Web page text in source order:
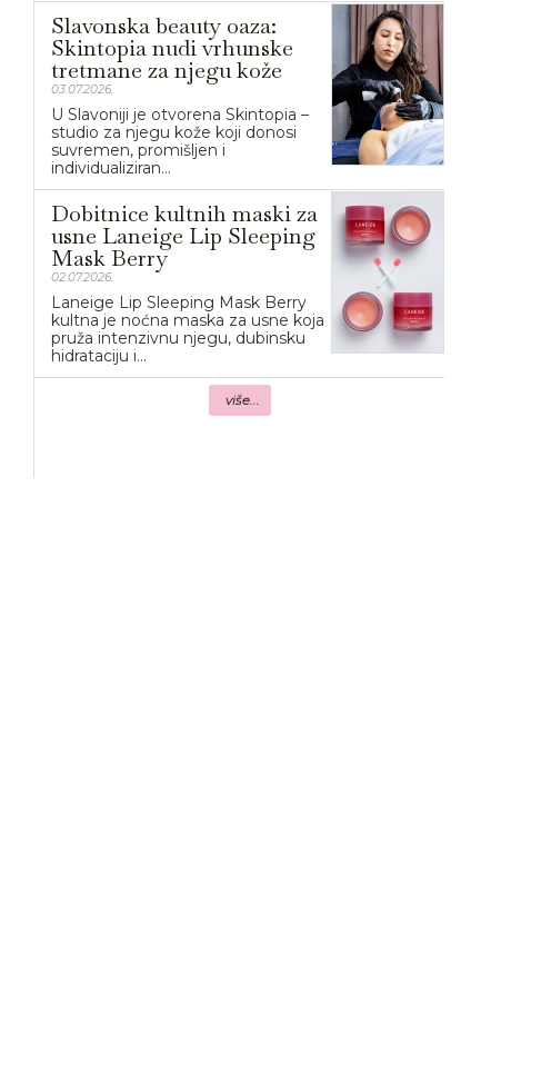
Slavonska beauty oaza:
Skintopia nudi vrhunske
tretmane za njegu kože
03.07.2026.
U Slavoniji je otvorena Skintopia –
studio za njegu kože koji donosi
suvremen, promišljen i
individualiziran...
Dobitnice kultnih maski za
usne Laneige Lip Sleeping
Mask Berry
02.07.2026.
Laneige Lip Sleeping Mask Berry
kultna je noćna maska za usne koja
pruža intenzivnu njegu, dubinsku
hidrataciju i...
više...